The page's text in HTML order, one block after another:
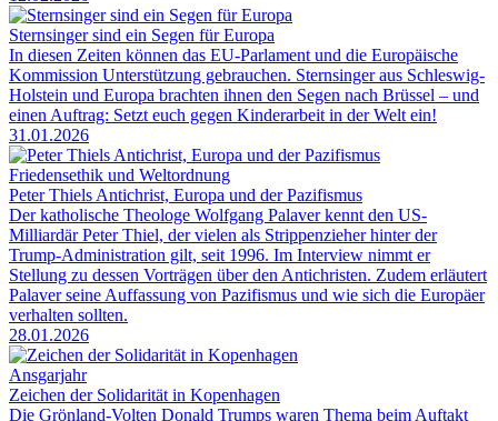
Sternsinger sind ein Segen für Europa
In diesen Zeiten können das EU-Parlament und die Europäische
Kommission Unterstützung gebrauchen. Sternsinger aus Schleswig-
Holstein und Europa brachten ihnen den Segen nach Brüssel – und
einen Auftrag: Setzt euch gegen Kinderarbeit in der Welt ein!
31.01.2026
Friedensethik und Weltordnung
Peter Thiels Antichrist, Europa und der Pazifismus
Der katholische Theologe Wolfgang Palaver kennt den US-
Milliardär Peter Thiel, der vielen als Strippenzieher hinter der
Trump-Administration gilt, seit 1996. Im Interview nimmt er
Stellung zu dessen Vorträgen über den Antichristen. Zudem erläutert
Palaver seine Auffassung von Pazifismus und wie sich die Europäer
verhalten sollten.
28.01.2026
Ansgarjahr
Zeichen der Solidarität in Kopenhagen
Die Grönland-Volten Donald Trumps waren Thema beim Auftakt